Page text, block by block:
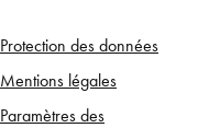
Protection des données
Mentions légales
Paramètres des